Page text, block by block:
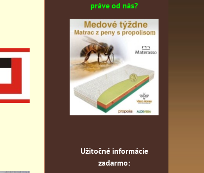
práve od nás?
Užitočné informácie
zadarmo: